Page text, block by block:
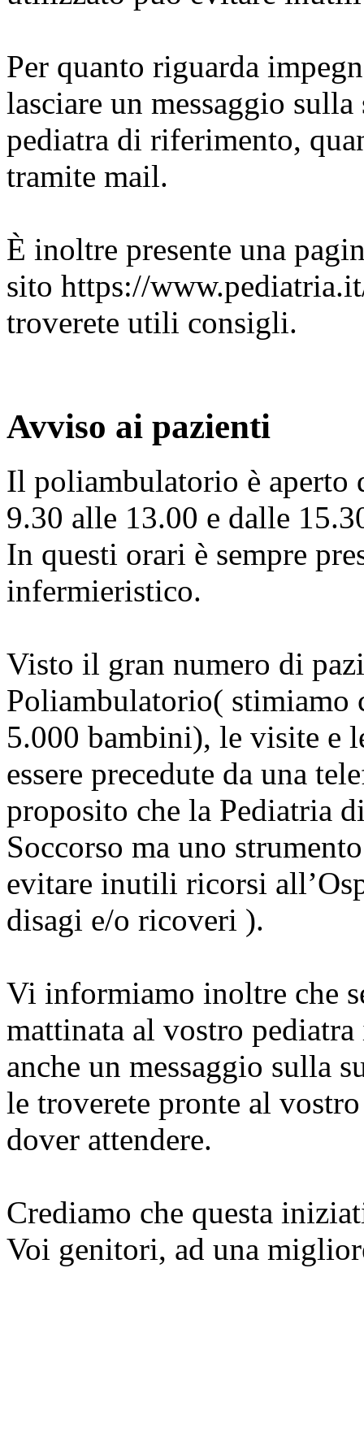
Per quanto riguarda
lasciare un messaggio
pediatra di riferimento,
tramite mail.
È inoltre presente una
sito https://
troverete utili consigli.
Avviso ai pazienti
Il poliambulatorio è aperto
9.30 alle 13.00 e dalle
In questi orari è sempre
infermieristico.
Visto il gran numero di
Poliambulatorio( stimiamo
5.000 bambini), le visite e
essere precedute da una
proposito che la Pediatria
Soccorso ma uno
evitare inutili ricorsi
disagi e/o ricoveri ).
Vi informiamo inoltre che
mattinata al vostro
anche un messaggio sulla
le troverete pronte al
dover attendere.
Crediamo che questa
Voi genitori, ad una